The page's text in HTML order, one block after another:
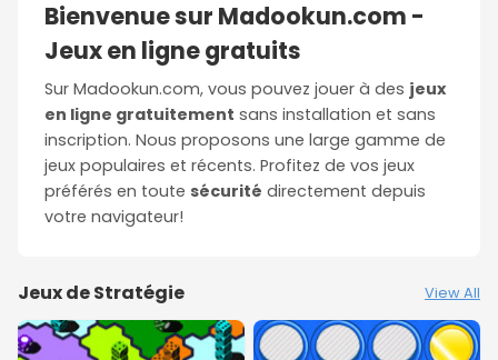
Bienvenue sur Madookun.com -
Jeux en ligne gratuits
Sur Madookun.com, vous pouvez jouer à des jeux
en ligne gratuitement sans installation et sans
inscription. Nous proposons une large gamme de
jeux populaires et récents. Profitez de vos jeux
préférés en toute sécurité directement depuis
votre navigateur!
Jeux de Stratégie View All